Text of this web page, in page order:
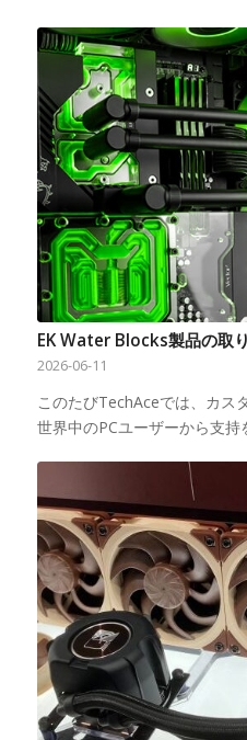
EK Water Blocks製品の取
2026-06-11
このたびTechAceでは、カス
世界中のPCユーザーから支持